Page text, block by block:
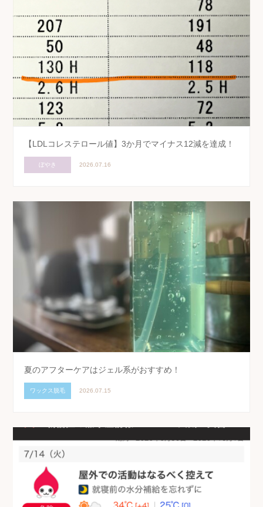
【LDLコレステロール値】3か月でマイナス12減を達成！
ぼやき 2026.07.16
夏のアフターケアはジェル系がおすすめ！
ワックス脱毛 2026.07.15